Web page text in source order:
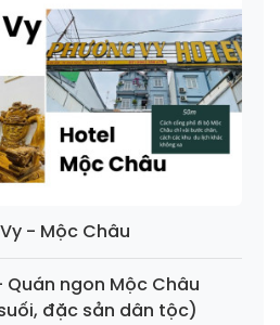
- Mộc Châu
Quán ngon Mộc Châu
đặc sản dân tộc)